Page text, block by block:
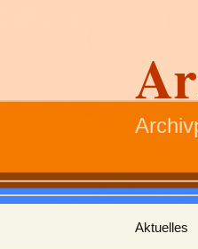
Inhalt
Aktuelles